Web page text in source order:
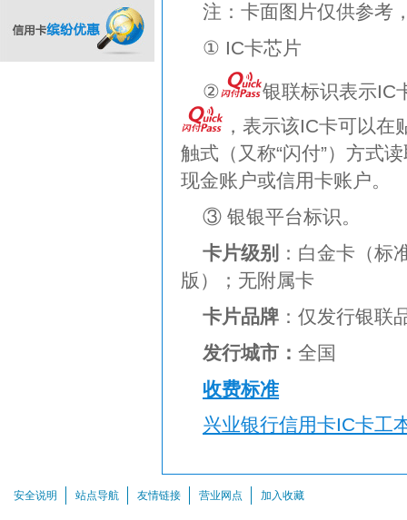
注：卡面图片仅供参考
① IC卡芯片
②
银联标识表示IC
，表示该IC卡可以在
触式（又称“闪付”）方式
现金账户或信用卡账户。
③ 银银平台标识。
卡片级别 ：白金卡（标
版）；无附属卡
卡片品牌 ：仅发行银联
发行城市： 全国
收费标准
兴业银行信用卡IC卡工
安全说明 站点导航 友情链接 营业网点 加入收藏